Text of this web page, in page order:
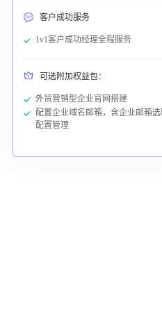
客户成功服务
1v1客户成功经理全程服务
可选附加权益包：
外贸营销型企业官网搭建
配置企业域名邮箱，含企业邮箱选
配置管理